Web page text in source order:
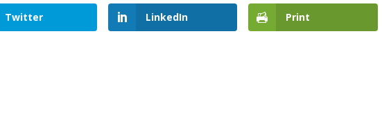
Twitter LinkedIn Print